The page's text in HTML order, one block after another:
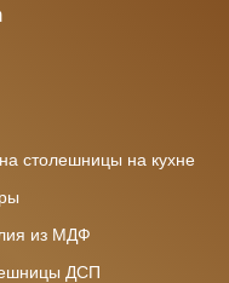
столешницы на кухне
из МДФ
ДСП